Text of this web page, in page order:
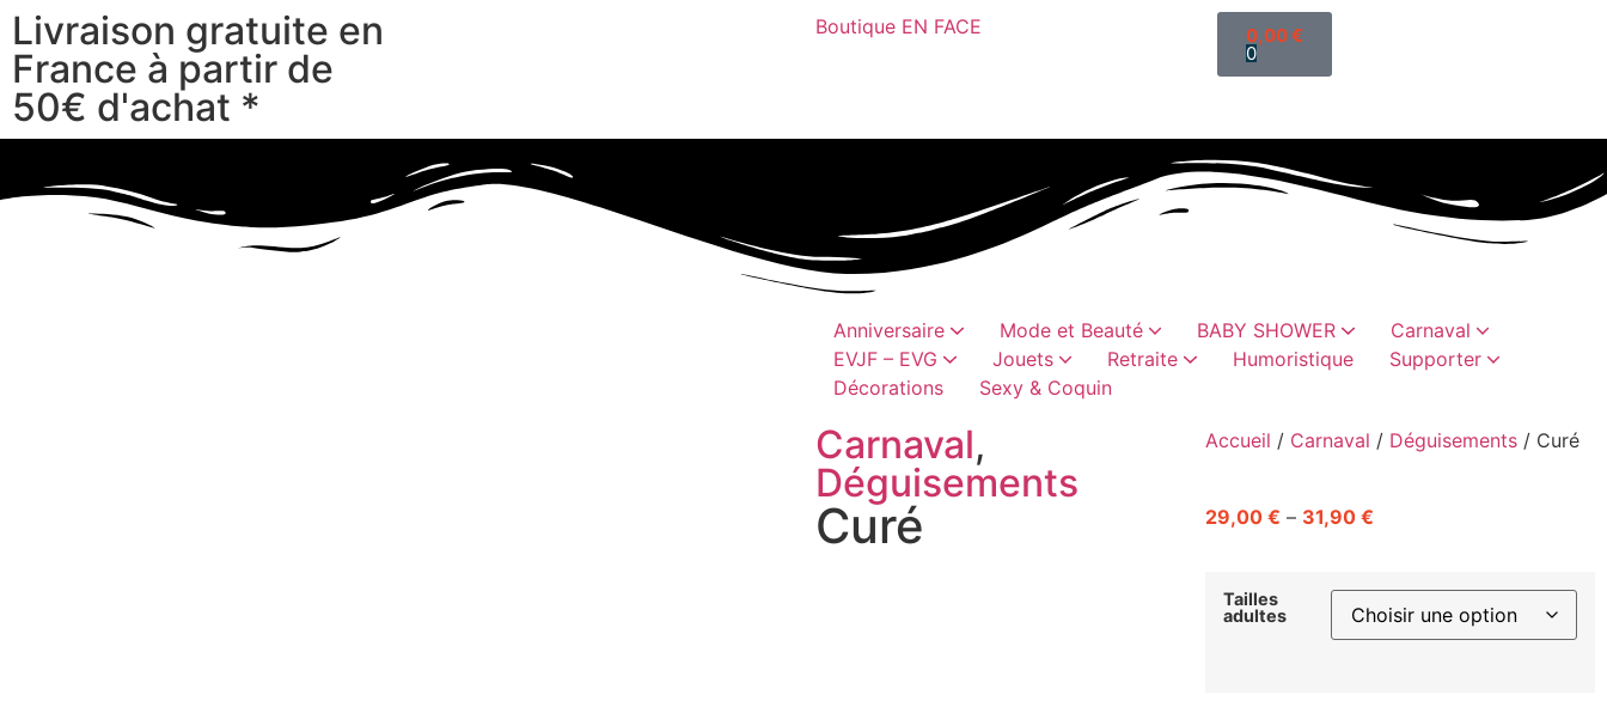
Livraison gratuite en
France à partir de
50€ d'achat *
Boutique EN FACE 0,00€
0
Anniversaire Mode et Beauté BABY SHOWER Carnaval
EVJF – EVG Jouets Retraite Humoristique
Supporter
Décorations
Sexy & Coquin
Carnaval,
Déguisements
Accueil / Carnaval / Déguisements / Curé
Curé 29,00 € – 31,90 €
Tailles
adultes